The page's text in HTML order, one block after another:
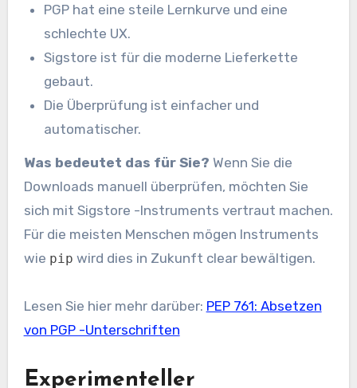
PGP hat eine steile Lernkurve und eine
schlechte UX.
Sigstore ist für die moderne Lieferkette
gebaut.
Die Überprüfung ist einfacher und
automatischer.
Was bedeutet das für Sie? Wenn Sie die
Downloads manuell überprüfen, möchten Sie
sich mit Sigstore -Instruments vertraut machen.
Für die meisten Menschen mögen Instruments
wie pip wird dies in Zukunft clear bewältigen.
Lesen Sie hier mehr darüber: PEP 761: Absetzen
von PGP -Unterschriften
Experimenteller